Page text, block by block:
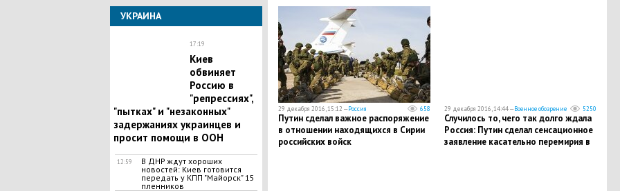
УКРАИНА
17:19
Киев
обвиняет
Россию в
"репрессиях",
"пытках" и "незаконных"
задержаниях украинцев и
просит помощи в ООН
12:59
В ДНР ждут хороших
новостей: Киев готовится
передать у КПП "Майорск" 15
пленников
29 декабря 2016, 15:12 —Россия 658
Путин сделал важное распоряжение
в отношении находящихся в Сирии
российских войск
29 декабря 2016, 14:44 —Военное обозрение 5250
Случилось то, чего так долго ждала
Россия: Путин сделал сенсационное
заявление касательно перемирия в